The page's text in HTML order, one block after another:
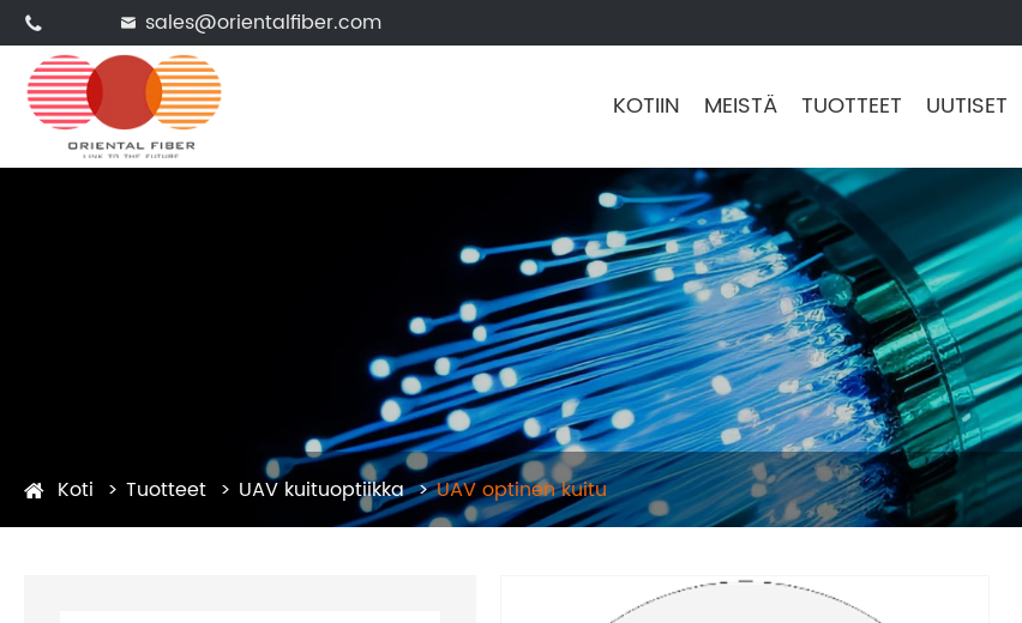
  sales@orientalfiber.com
KOTIIN MEISTÄ TUOTTEET UUTISET
Koti Tuotteet UAV kuituoptiikka UAV optinen kuitu